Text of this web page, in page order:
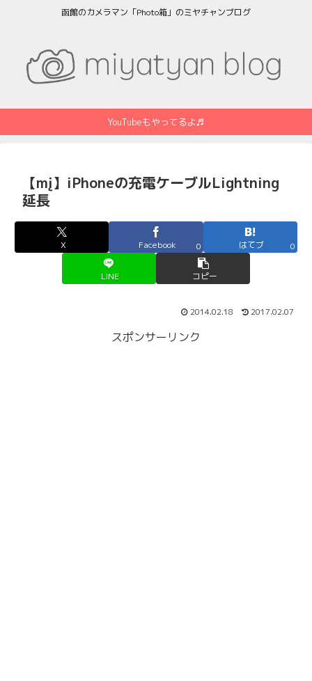
函館のカメラマン「Photo箱」のミヤチャンブログ
YouTubeもやってるよ♬
【mį】iPhoneの充電ケーブルLightning
延長
X Facebook 0 はてブ 0
LINE コピー
2014.02.18 2017.02.07
スポンサーリンク